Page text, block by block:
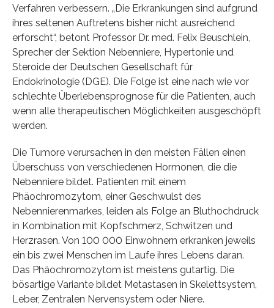
Verfahren verbessern. „Die Erkrankungen sind aufgrund
ihres seltenen Auftretens bisher nicht ausreichend
erforscht“, betont Professor Dr. med. Felix Beuschlein,
Sprecher der Sektion Nebenniere, Hypertonie und
Steroide der Deutschen Gesellschaft für
Endokrinologie (DGE). Die Folge ist eine nach wie vor
schlechte Überlebensprognose für die Patienten, auch
wenn alle therapeutischen Möglichkeiten ausgeschöpft
werden.
Die Tumore verursachen in den meisten Fällen einen
Überschuss von verschiedenen Hormonen, die die
Nebenniere bildet. Patienten mit einem
Phäochromozytom, einer Geschwulst des
Nebennierenmarkes, leiden als Folge an Bluthochdruck
in Kombination mit Kopfschmerz, Schwitzen und
Herzrasen. Von 100 000 Einwohnern erkranken jeweils
ein bis zwei Menschen im Laufe ihres Lebens daran.
Das Phäochromozytom ist meistens gutartig. Die
bösartige Variante bildet Metastasen in Skelettsystem,
Leber, Zentralen Nervensystem oder Niere.